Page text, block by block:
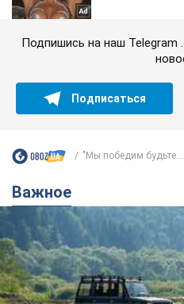
Подпишись на наш
Подписаться
"Мы победим будьте...
Важное